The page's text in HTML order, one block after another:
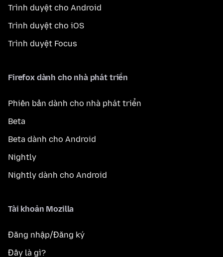
Trình duyệt cho Android
Trình duyệt cho iOS
Trình duyệt Focus
Firefox dành cho nhà phát triển
Phiên bản dành cho nhà phát triển
Beta
Beta dành cho Android
Nightly
Nightly dành cho Android
Tài khoản Mozilla
Đăng nhập/Đăng ký
Đây là gì?